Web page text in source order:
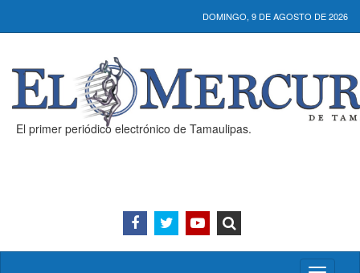
DOMINGO, 9 DE AGOSTO DE 2026
El primer periódico electrónico de Tamaulipas.